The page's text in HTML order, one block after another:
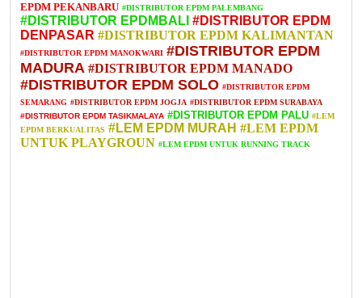
EPDM PEKANBARU #DISTRIBUTOR EPDM PALEMBANG
#DISTRIBUTOR EPDMBALI #DISTRIBUTOR EPDM
DENPASAR #DISTRIBUTOR EPDM KALIMANTAN
#DISTRIBUTOR EPDM MANOKWARI #DISTRIBUTOR EPDM
MADURA #DISTRIBUTOR EPDM MANADO
#DISTRIBUTOR EPDM SOLO #DISTRIBUTOR EPDM
SEMARANG #DISTRIBUTOR EPDM JOGJA #DISTRIBUTOR EPDM SURABAYA
#DISTRIBUTOR EPDM TASIKMALAYA #DISTRIBUTOR EPDM PALU #LEM
EPDM BERKUALITAS #LEM EPDM MURAH #LEM EPDM
UNTUK PLAYGROUN #LEM EPDM UNTUK RUNNING TRACK